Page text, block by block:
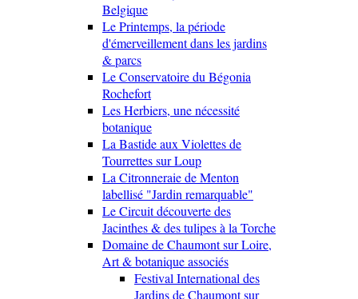
Belgique
Le Printemps, la période
d'émerveillement dans les jardins
& parcs
Le Conservatoire du Bégonia
Rochefort
Les Herbiers, une nécessité
botanique
La Bastide aux Violettes de
Tourrettes sur Loup
La Citronneraie de Menton
labellisé "Jardin remarquable"
Le Circuit découverte des
Jacinthes & des tulipes à la Torche
Domaine de Chaumont sur Loire,
Art & botanique associés
Festival International des
Jardins de Chaumont sur